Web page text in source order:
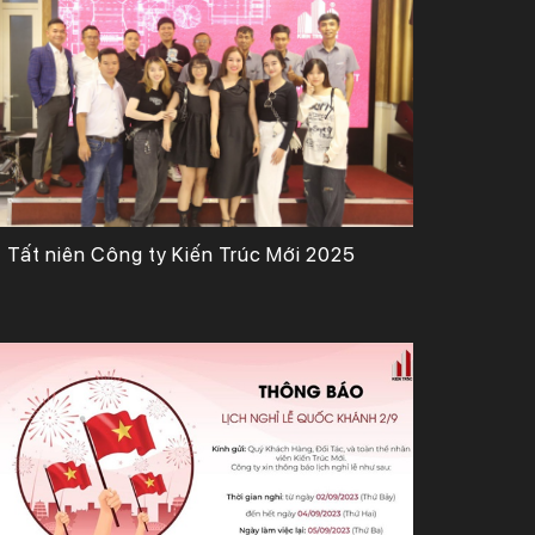
Tất niên Công ty Kiến Trúc Mới 2025